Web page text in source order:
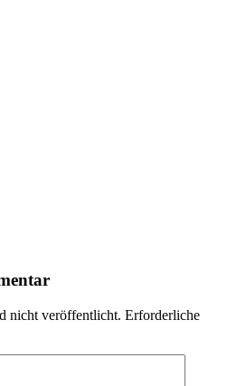
nicht veröffentlicht. Erforderliche